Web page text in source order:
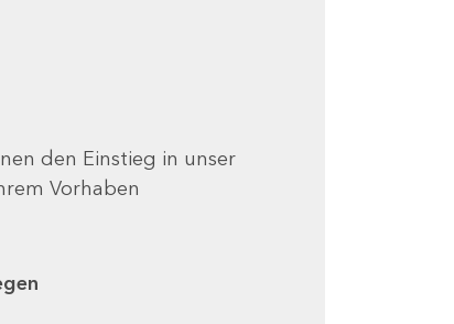
den Einstieg in unser
Vorhaben